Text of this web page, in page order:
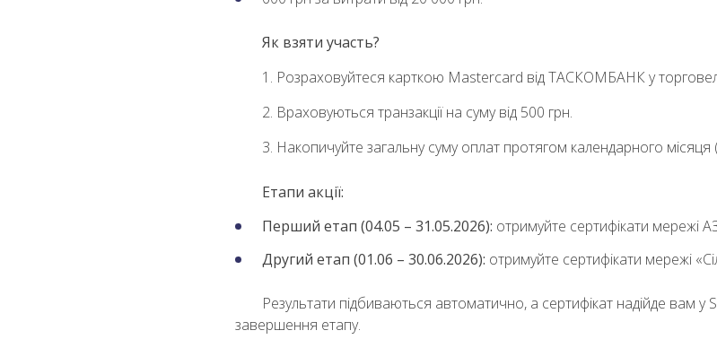
Як взяти участь?
1. Розраховуйтеся карткою Mastercard від ТАСКОМБАНК у
2. Враховуються транзакції на суму від 500 грн.
3. Накопичуйте загальну суму оплат протягом календарного місяця
Етапи акції:
Перший етап (04.05 – 31.05.2026): отримуйте сертифікати мережі
Другий етап (01.06 – 30.06.2026): отримуйте сертифікати мережі
Результати підбиваються автоматично, а сертифікат надійде вам у
завершення етапу.